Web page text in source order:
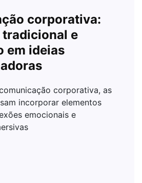
corporativa:
tradicional e
em ideias
corporativa, as
incorporar elementos
emocionais e